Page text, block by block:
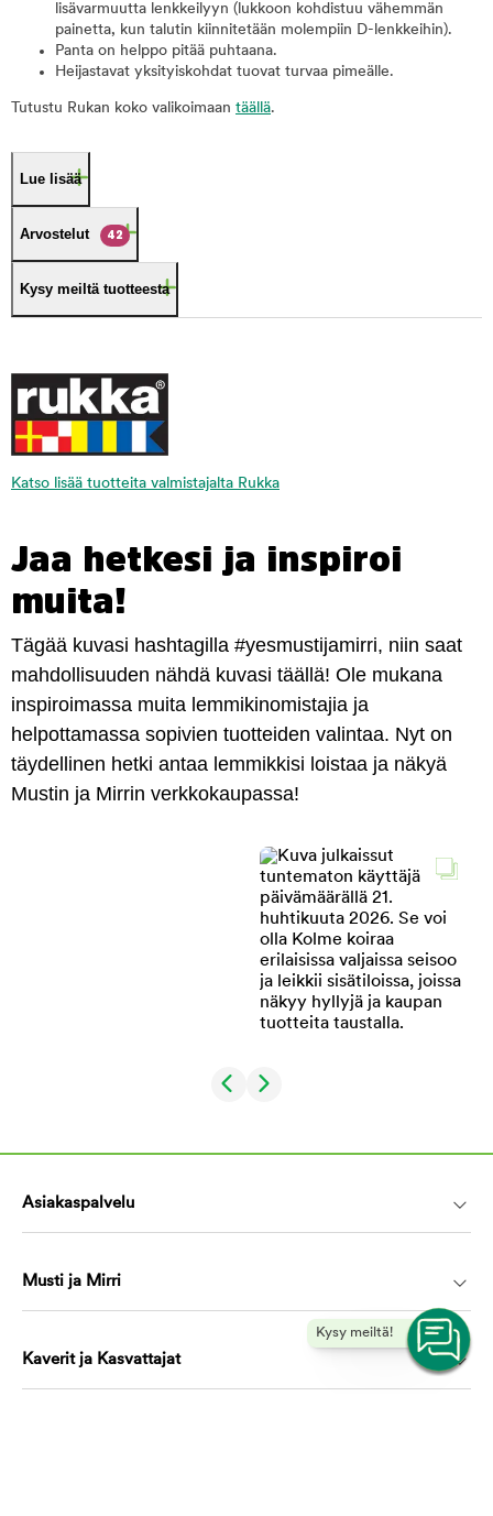
lisävarmuutta lenkkeilyyn (lukkoon kohdistuu vähemmän
painetta, kun talutin kiinnitetään molempiin D-lenkkeihin).
Panta on helppo pitää puhtaana.
Heijastavat yksityiskohdat tuovat turvaa pimeälle.
Tutustu Rukan koko valikoimaan täällä.
Lue lisää
Arvostelut 42
Kysy meiltä tuotteesta
Katso lisää tuotteita valmistajalta Rukka
Jaa hetkesi ja inspiroi
muita!
Tägää kuvasi hashtagilla #yesmustijamirri, niin saat
mahdollisuuden nähdä kuvasi täällä! Ole mukana
inspiroimassa muita lemmikinomistajia ja
helpottamassa sopivien tuotteiden valintaa. Nyt on
täydellinen hetki antaa lemmikkisi loistaa ja näkyä
Mustin ja Mirrin verkkokaupassa!
Kysy meiltä!
Asiakaspalvelu
Musti ja Mirri
Kaverit ja Kasvattajat